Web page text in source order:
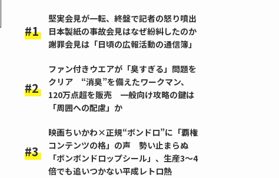
堅実会見が一転、終盤で記者の怒り噴出
日本製紙の事故会見はなぜ紛糾したのか
謝罪会見は「日頃の広報活動の通信簿」
ファン付きウエアが「臭すぎる」問題を
クリア “消臭”を備えたワークマン、
120万点超を販売 一般向け攻略の鍵は
「周囲への配慮」か
映画ちいかわ×正規“ボンドロ”に「覇権
コンテンツの格」の声 勢い止まらぬ
「ボンボンドロップシール」、生産3～4
倍でも追いつかない平成レトロ熱